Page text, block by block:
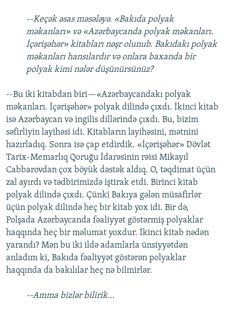
--Keçək əsas məsələyə. «Bakıda polyak
məkanları» və «Azərbaycanda polyak məkanları.
İçərişəhər» kitabları nəşr olunub. Bakıdakı polyak
məkanları hansılardır və onlara baxanda bir
polyak kimi nələr düşünürsünüz?
--Bu iki kitabdan biri—«Azərbaycandakı polyak
məkanları. İçərişəhər» polyak dilində çıxdı. İkinci kitab
isə Azərbaycan və ingilis dillərində çıxdı. Bu, bizim
səfirliyin layihəsi idi. Kitabların layihəsini, mətnini
hazırladıq. Sonra isə çap etdirdik. «İçərişəhər» Dövlət
Tarix-Memarlıq Qoruğu İdarəsinin rəisi Mikayıl
Cabbarovdan çox böyük dəstək aldıq. O, təqdimat üçün
zal ayırdı və tədbirimizdə iştirak etdi. Birinci kitab
polyak dilində çıxdı. Çünki Bakıya gələn müsafirlər
üçün polyak dilində heç bir kitab yox idi. Bir də,
Polşada Azərbaycanda fəaliyyət göstərmiş polyaklar
haqqında heç bir məlumat yoxdur. İkinci kitab nədən
yarandı? Mən bu iki ildə adamlarla ünsiyyətdən
anladım ki, Bakıda fəaliyyət göstərən polyaklar
haqqında da bakılılar heç nə bilmirlər.
--Amma bizlər bilirik…